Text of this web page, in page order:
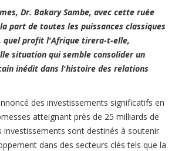
Dr. Bakary Sambe, avec cette ruée
part de toutes les puissances classiques
quel profit l'Afrique tirera-t-elle,
situation qui semble consolider un
inédit dans l'histoire des relations
des investissements significatifs en
atteignant près de 25 milliards de
investissements sont destinés à soutenir
dans des secteurs clés tels que la